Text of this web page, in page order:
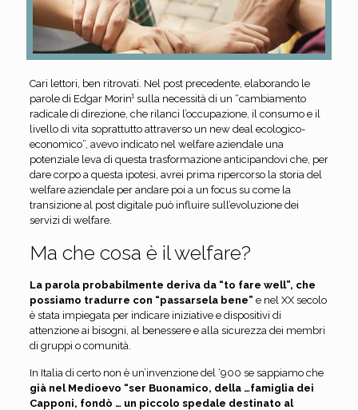
Cari lettori, ben ritrovati. Nel post precedente, elaborando le
parole di Edgar Morin¹ sulla necessità di un “cambiamento
radicale di direzione, che rilanci l’occupazione, il consumo e il
livello di vita soprattutto attraverso un new deal ecologico-
economico”, avevo indicato nel welfare aziendale una
potenziale leva di questa trasformazione anticipandovi che, per
dare corpo a questa ipotesi, avrei prima ripercorso la storia del
welfare aziendale per andare poi a un focus su come la
transizione al post digitale può influire sull’evoluzione dei
servizi di welfare.
Ma che cosa è il welfare?
La parola probabilmente deriva da “to fare well”, che
possiamo tradurre con “passarsela bene” e nel XX secolo
è stata impiegata per indicare iniziative e dispositivi di
attenzione ai bisogni, al benessere e alla sicurezza dei membri
di gruppi o comunità.
In Italia di certo non è un’invenzione del ‘900 se sappiamo che
già nel Medioevo “ser Buonamico, della …famiglia dei
Capponi, fondò … un piccolo spedale destinato al